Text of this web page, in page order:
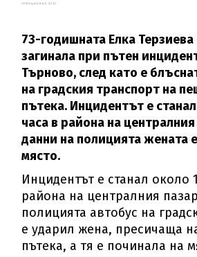
73-годишната Елка
загинала при пътен
Търново, след като е
на градския транспорт на
пътека. Инцидентът е
часа в района на
данни на полицията жената
място.
Инцидентът е станал около
района на централния
полицията автобус на
е ударил жена, пресичаща
пътека, а тя е починала на